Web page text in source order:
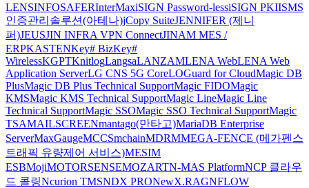
LENSINFOSAFERInterMaxiSIGN Password-lessiSIGN PKIISMS
인증관리솔루션(아테나)jCopy SuiteJENNIFER (제니
퍼)JEUSJIN INFRA VPN ConnectJINAM MES /
ERPKASTENKey# BizKey#
WirelessKGPTKnitlogLangsaLANZAMLENA WebLENA Web
Application ServerLG CNS 5G CoreLOGuard for CloudMagic DB
PlusMagic DB Plus Technical SupportMagic FIDOMagic
KMSMagic KMS Technical SupportMagic LineMagic Line
Technical SupportMagic SSOMagic SSO Technical SupportMagic
TSAMAILSCREENmantago(만타고)MariaDB Enterprise
ServerMaxGaugeMCCSmchainMDRMMEGA-FENCE (메가펜스
트래픽 유량제어 서비스)MESIM
ESBMojiMOTORSENSEMOZARTN-MAS PlatformNCP 클라우
드 콜링Ncurion TMSNDX PRONewX.RAGNFLOW